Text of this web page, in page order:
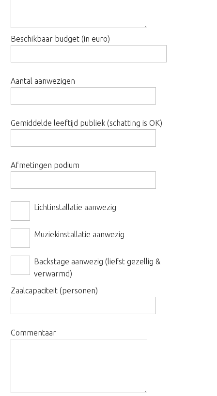
Beschikbaar budget (in euro)
Aantal aanwezigen
Gemiddelde leeftijd publiek (schatting is OK)
Afmetingen podium
Lichtinstallatie aanwezig
Muziekinstallatie aanwezig
Backstage aanwezig (liefst gezellig &
verwarmd)
Zaalcapaciteit (personen)
Commentaar